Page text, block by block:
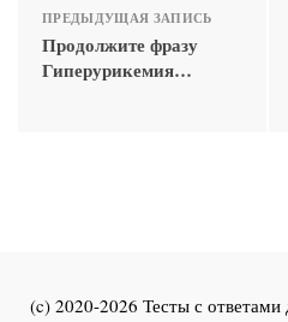
ПРЕДЫДУЩАЯ ЗАПИСЬ
Продолжите фразу
Гиперурикемия…
(c) 2020-2026 Тесты с ответами